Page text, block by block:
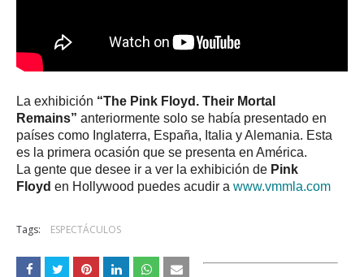
La exhibición “The Pink Floyd. Their Mortal
Remains” anteriormente solo se había presentado en
países como Inglaterra, España, Italia y Alemania. Esta
es la primera ocasión que se presenta en América.
La gente que desee ir a ver la exhibición de Pink
Floyd en Hollywood puedes acudir a www.vmmla.com
Tags: ESPECTÁCULOS